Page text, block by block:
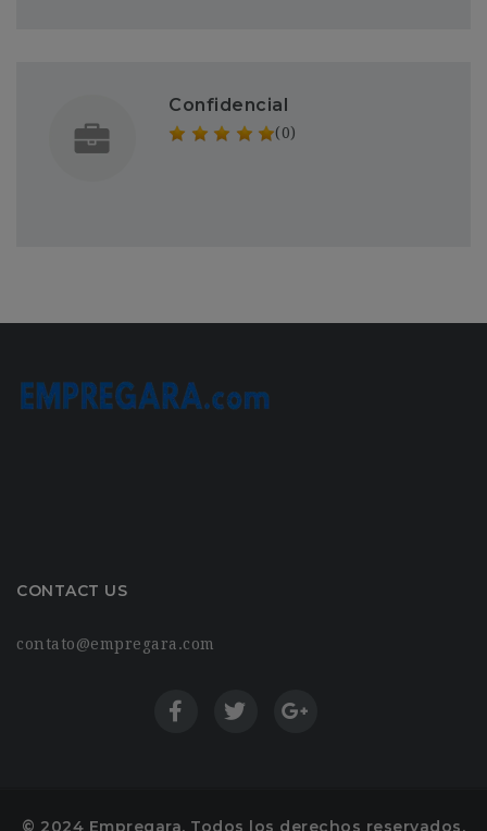
Confidencial
(0)
CONTACT US
contato@empregara.com
© 2024 Empregara. Todos los derechos reservados.